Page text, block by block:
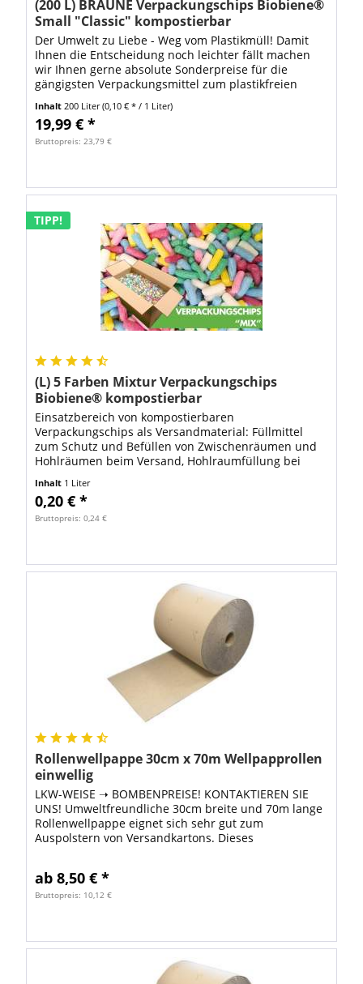
(200 L) BRAUNE Verpackungschips Biobiene®
Small "Classic" kompostierbar
Der Umwelt zu Liebe - Weg vom Plastikmüll! Damit
Ihnen die Entscheidung noch leichter fällt machen
wir Ihnen gerne absolute Sonderpreise für die
gängigsten Verpackungsmittel zum plastikfreien
Inhalt200 Liter(0,10 € * / 1 Liter)
19,99 € *
Bruttopreis: 23,79 €
TIPP!
(L) 5 Farben Mixtur Verpackungschips
Biobiene® kompostierbar
Einsatzbereich von kompostierbaren
Verpackungschips als Versandmaterial: Füllmittel
zum Schutz und Befüllen von Zwischenräumen und
Hohlräumen beim Versand, Hohlraumfüllung bei
empfindlichen...
Inhalt 1 Liter
0,20 € *
Bruttopreis: 0,24 €
Rollenwellpappe 30cm x 70m Wellpapprollen
einwellig
LKW-WEISE ➝ BOMBENPREISE! KONTAKTIEREN SIE
UNS! Umweltfreundliche 30cm breite und 70m lange
Rollenwellpappe eignet sich sehr gut zum
Auspolstern von Versandkartons. Dieses
ab 8,50 € *
Bruttopreis: 10,12 €